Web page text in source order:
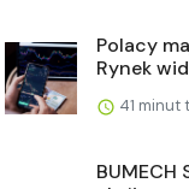
Polacy
Rynek
41 minut
BUMECH